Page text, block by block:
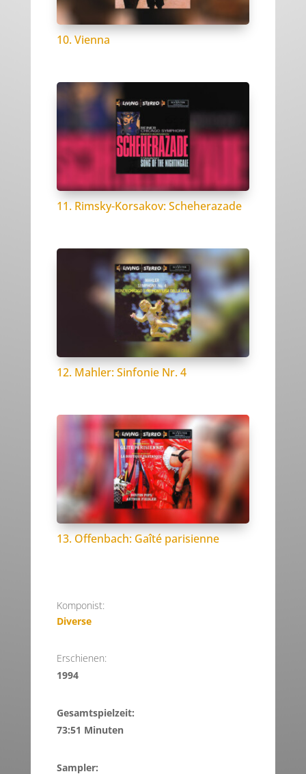
10. Vienna
11. Rimsky-Korsakov: Scheherazade
12. Mahler: Sinfonie Nr. 4
13. Offenbach: Gaîté parisienne
Komponist:
Diverse
Erschienen:
1994
Gesamtspielzeit:
73:51 Minuten
Sampler: